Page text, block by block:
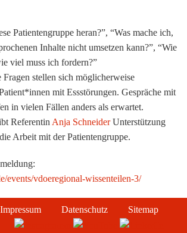
Patientengruppe heran?”, “Was mache ich,
Inhalte nicht umsetzen kann?”, “Wie
viel muss ich fordern?”
Fragen stellen sich möglicherweise
mit Essstörungen. Gespräche mit
in vielen Fällen anders als erwartet.
Referentin Anja SchneiderUnterstützung
Arbeit mit der Patientengruppe.
events/vdoeregional-wissenteilen-3/
Impressum Datenschutz
Sitemap